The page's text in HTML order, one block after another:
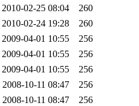
2010-02-25 08:04
260
2010-02-24 19:28
260
2009-04-01 10:55
256
2009-04-01 10:55
256
2009-04-01 10:55
256
2008-10-11 08:47
256
2008-10-11 08:47
256